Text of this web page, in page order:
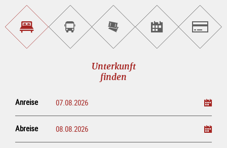
Unterkunft<br>findenSightseeing<br>Tour
buchen
Tickets
online<br>kaufen
Events<br>finden
Unterkunft
finden
Anreise
Abreise